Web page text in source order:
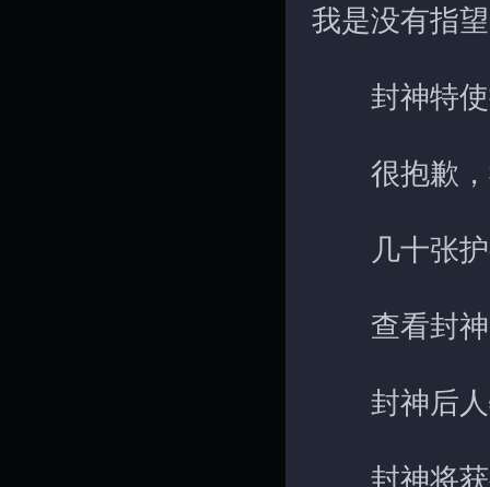
我是没有指
封神特使
很抱歉，
几十张护
查看封神
封神后人
封神将获